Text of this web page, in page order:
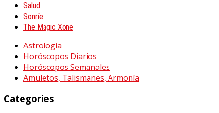
Salud
Sonríe
The Magic Xone
Astrología
Horóscopos Diarios
Horóscopos Semanales
Amuletos, Talismanes, Armonía
Categories